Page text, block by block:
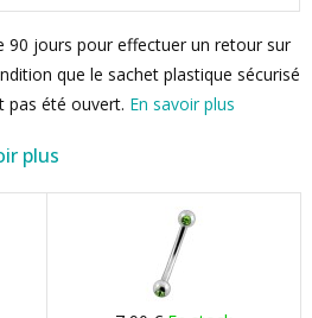
90 jours pour effectuer un retour sur
que le sachet plastique sécurisé
pas été ouvert. En savoir plus
plus